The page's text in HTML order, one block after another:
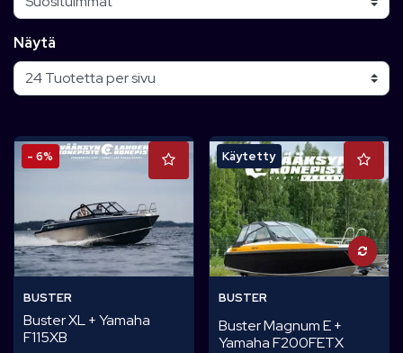
Näytä
- 6%
BUSTER
Buster XL + Yamaha
F115XB
Käytetty
BUSTER
Buster Magnum E +
Yamaha F200FETX